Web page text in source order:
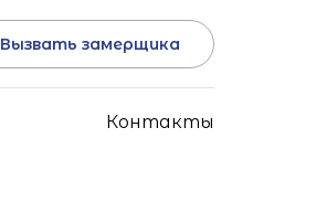
Вызвать замерщика
Контакты